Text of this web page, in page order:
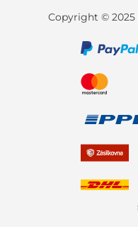
Copyright © 2025